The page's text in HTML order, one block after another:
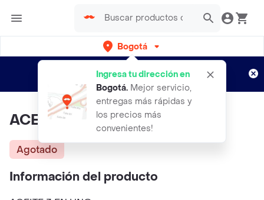
Bogotá
Ingresa tu dirección en
Bogotá. Mejor servicio,
entregas más rápidas y
los precios más
convenientes!
envíos gratis por semanas
Aplican TyC
ACEITE 3 EN UNO
Agotado
Información del producto